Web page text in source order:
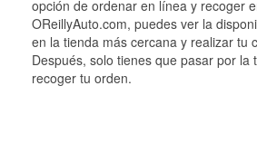
opción de ordenar en línea y recoger
OReillyAuto.com, puedes ver la
en la tienda más cercana y realizar tu
Después, solo tienes que pasar por la
recoger tu orden.